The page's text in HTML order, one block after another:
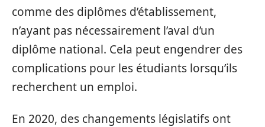
comme des diplômes d’établissement,
n’ayant pas nécessairement l’aval d’un
diplôme national. Cela peut engendrer des
complications pour les étudiants lorsqu’ils
recherchent un emploi.
En 2020, des changements législatifs ont